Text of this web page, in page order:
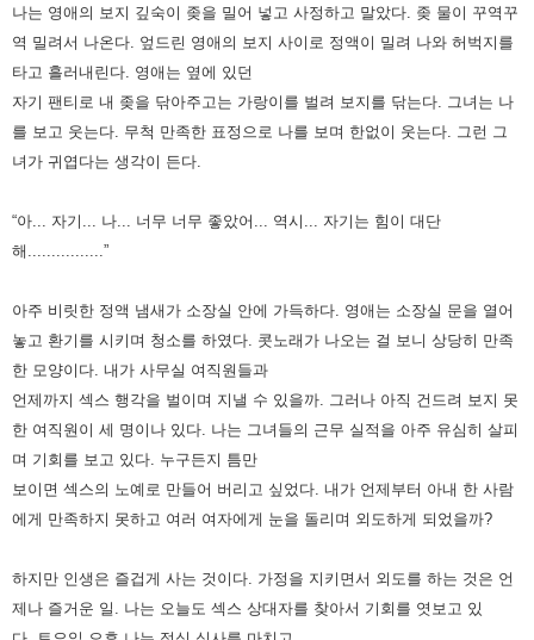
나는 영애의 보지 깊숙이 좆을 밀어 넣고 사정하고 말았다. 좆 물이 꾸역꾸
역 밀려서 나온다. 엎드린 영애의 보지 사이로 정액이 밀려 나와 허벅지를
타고 흘러내린다. 영애는 옆에 있던
자기 팬티로 내 좆을 닦아주고는 가랑이를 벌려 보지를 닦는다. 그녀는 나
를 보고 웃는다. 무척 만족한 표정으로 나를 보며 한없이 웃는다. 그런 그
녀가 귀엽다는 생각이 든다.
“아... 자기... 나... 너무 너무 좋았어... 역시... 자기는 힘이 대단
해................”
아주 비릿한 정액 냄새가 소장실 안에 가득하다. 영애는 소장실 문을 열어
놓고 환기를 시키며 청소를 하였다. 콧노래가 나오는 걸 보니 상당히 만족
한 모양이다. 내가 사무실 여직원들과
언제까지 섹스 행각을 벌이며 지낼 수 있을까.
그러나 아직 건드려 보지 못
한 여직원이 세 명이나 있다. 나는 그녀들의 근무 실적을 아주 유심히 살피
며 기회를 보고 있다. 누구든지 틈만
보이면 섹스의 노예로 만들어 버리고 싶었다. 내가 언제부터 아내 한 사람
에게 만족하지 못하고 여러 여자에게 눈을 돌리며 외도하게 되었을까?
하지만 인생은 즐겁게 사는 것이다. 가정을 지키면서 외도를 하는 것은 언
제나 즐거운 일. 나는 오늘도 섹스 상대자를 찾아서 기회를 엿보고 있